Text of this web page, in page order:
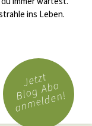
ins Leben.
Jetzt
Blog Abo
anmelden!